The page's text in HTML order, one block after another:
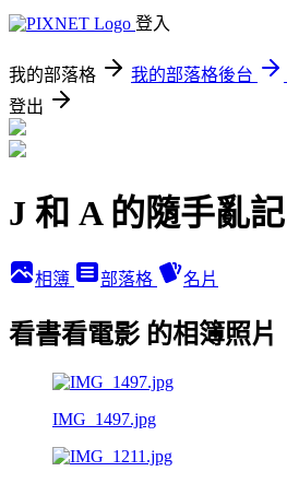
登入
我的部落格 我的部落格後台
登出
J 和 A 的隨手亂記
相簿 部落格 名片
看書看電影 的相簿照片
IMG_1497.jpg